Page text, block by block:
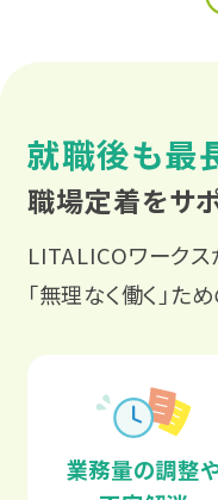
関係機関の皆様
プライバシーポリシー
就労移行支援ってな
サービス紹介
就職後も最
職場定着をサ
LITALICOワークス
「無理なく働く」た
業務量の調整